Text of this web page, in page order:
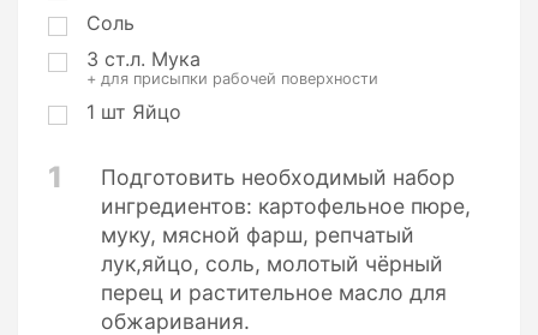
Соль
3 ст.л. Мука
+ для присыпки рабочей поверхности
1 шт Яйцо
1
Подготовить необходимый набор
ингредиентов: картофельное пюре,
муку, мясной фарш, репчатый
лук,яйцо, соль, молотый чёрный
перец и растительное масло для
обжаривания.